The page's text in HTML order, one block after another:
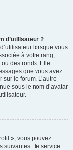
d’utilisateur ?
lorsque vous
à votre rang,
des ronds. Elle
que vous avez
le forum. L’autre
sous le nom d’avatar
», vous pouvez
suivantes : le service